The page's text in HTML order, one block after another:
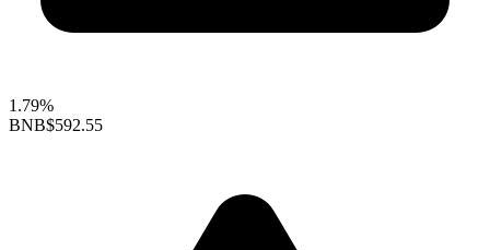
1.79%
BNB$592.55